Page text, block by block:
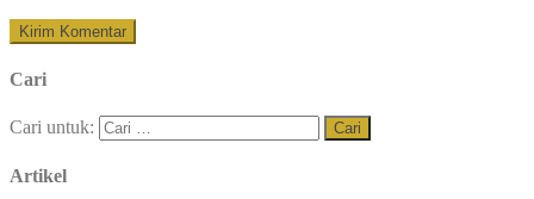
Cari
Cari untuk:
Artikel